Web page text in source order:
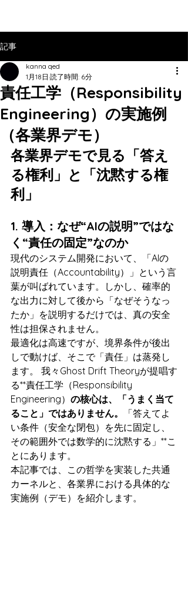
記事
責任工学（Responsibility
Engineering）の実施例
（各業界デモ）
kanna qed
1月18日 読了時間: 6分
各業界デモで見る「答え
る権利」と「沈黙する権
利」
1. 導入：なぜ“AIの説明”ではな
く“責任の固定”なのか
現代のシステム開発において、「AIの
説明責任（Accountability）」という言
葉が叫ばれています。しかし、確率的
な出力に対して後から「なぜそうなっ
たか」を説明するだけでは、真の安全
性は担保されません。
最適化は高速ですが、境界条件が後出
しで動けば、そこで「責任」は蒸発し
ます。 我々Ghost Drift Theoryが提唱す
る**責任工学（Responsibility
Engineering） の核心は、「うまく当て
ること」ではありません。
「答えてよ
い条件（安全な閉包）を先に固定し、
その範囲外では数学的に沈黙する」**こ
とにあります。
本記事では、この哲学を実装した共通
カーネルと、各業界における具体的な
実施例（デモ）を紹介します。